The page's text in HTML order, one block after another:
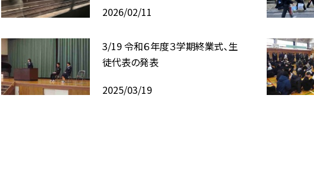
2026/02/11
3/19 令和６年度３学期終業式、生
徒代表の発表
2025/03/19